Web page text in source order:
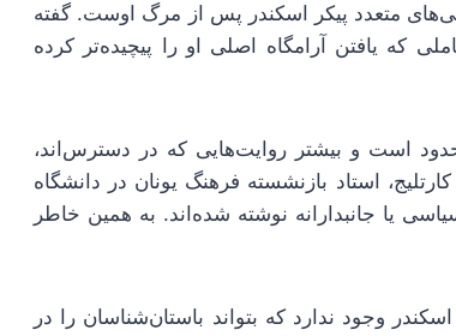
متعدد پیکر اسکندر پس از مرگ اوست. گفته
که یافتن آرامگاه اصلی او را پیچیده‌تر کرده
است و بیشتر روایت‌هایی که در دسترس‌اند،
استاد بازنشسته فرهنگ یونان در دانشگاه
یا جانبدارانه نوشته شده‌اند. به همین خاطر
وجود ندارد که بتواند باستان‌شناسان را در